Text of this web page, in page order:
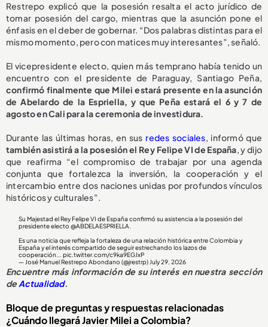
Restrepo explicó que la posesión resalta el acto jurídico de
tomar posesión del cargo, mientras que la asunción pone el
énfasis en el deber de gobernar. “Dos palabras distintas para el
mismo momento, pero con matices muy interesantes”, señaló.
El vicepresidente electo, quien más temprano había tenido un
encuentro con el presidente de Paraguay, Santiago Peña,
confirmó finalmente que Milei estará presente en la asunción
de Abelardo de la Espriella, y que Peña estará el 6 y 7 de
agosto en Cali para la ceremonia de investidura.
Durante las últimas horas, en sus redes sociales, informó que
también asistirá a la posesión el Rey Felipe VI de España, y dijo
que reafirma “el compromiso de trabajar por una agenda
conjunta que fortalezca la inversión, la cooperación y el
intercambio entre dos naciones unidas por profundos vínculos
históricos y culturales”.
Su Majestad el Rey Felipe VI de España confirmó su asistencia a la posesión del
presidente electo@ABDELAESPRIELLA
Es una noticia que refleja la fortaleza de una relación histórica entre Colombia y
España y el interés compartido de seguir estrechando los lazos de
cooperación...pic.twitter.com/c9ka9EGJxP
— José Manuel Restrepo Abondano (@jrestrp) July 29, 2026
Encuentre más información de su interés en nuestra sección
deActualidad.
Bloque de preguntas y respuestas relacionadas
¿Cuándo llegará Javier Milei a Colombia?